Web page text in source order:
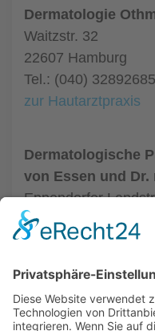
Dermatologie
Waitzstr. 32
22607 Hamburg
Tel.: (040)
zur Hautarztpraxis
Dermatologische
von Essen und Dr.
Eppendorfer
20249 Hamburg
Tel.: (040) 4800220